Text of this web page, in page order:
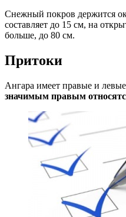
Снежный покров держится
составляет до 15 см, на
больше, до 80 см.
Притоки
Ангара имеет правые и
значимым правым